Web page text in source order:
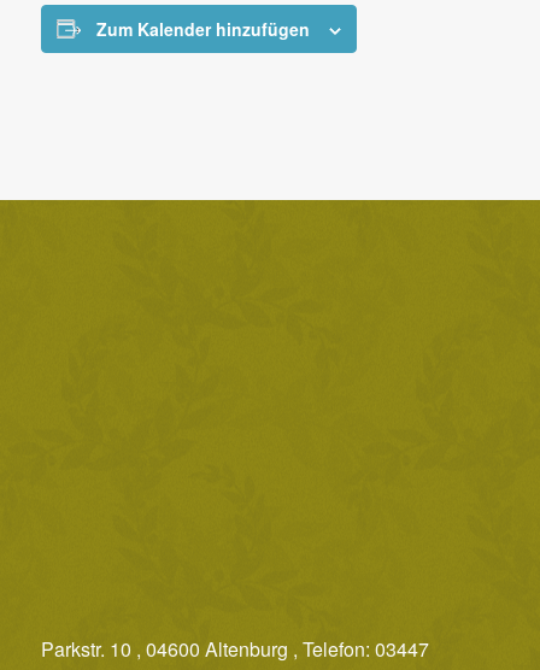
Zum Kalender hinzufügen
Parkstr. 10 , 04600 Altenburg , Telefon: 03447